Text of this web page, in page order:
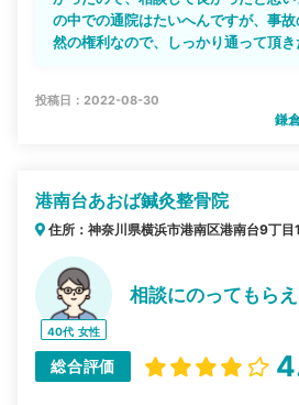
の中での通院はたいへんですが、事
然の権利なので、しっかり通って頂き
投稿日：2022-08-30
鎌
港南台あおば鍼灸整骨院
住所：神奈川県横浜市港南区港南台9丁
40代 女性
相談にのってもら
総合評価